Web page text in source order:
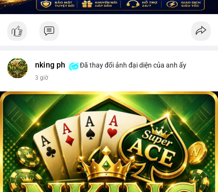
nking ph Đã thay đổi ảnh đại diện của anh ấy
3 giờ